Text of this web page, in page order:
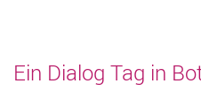
Ein Dialog Tag in